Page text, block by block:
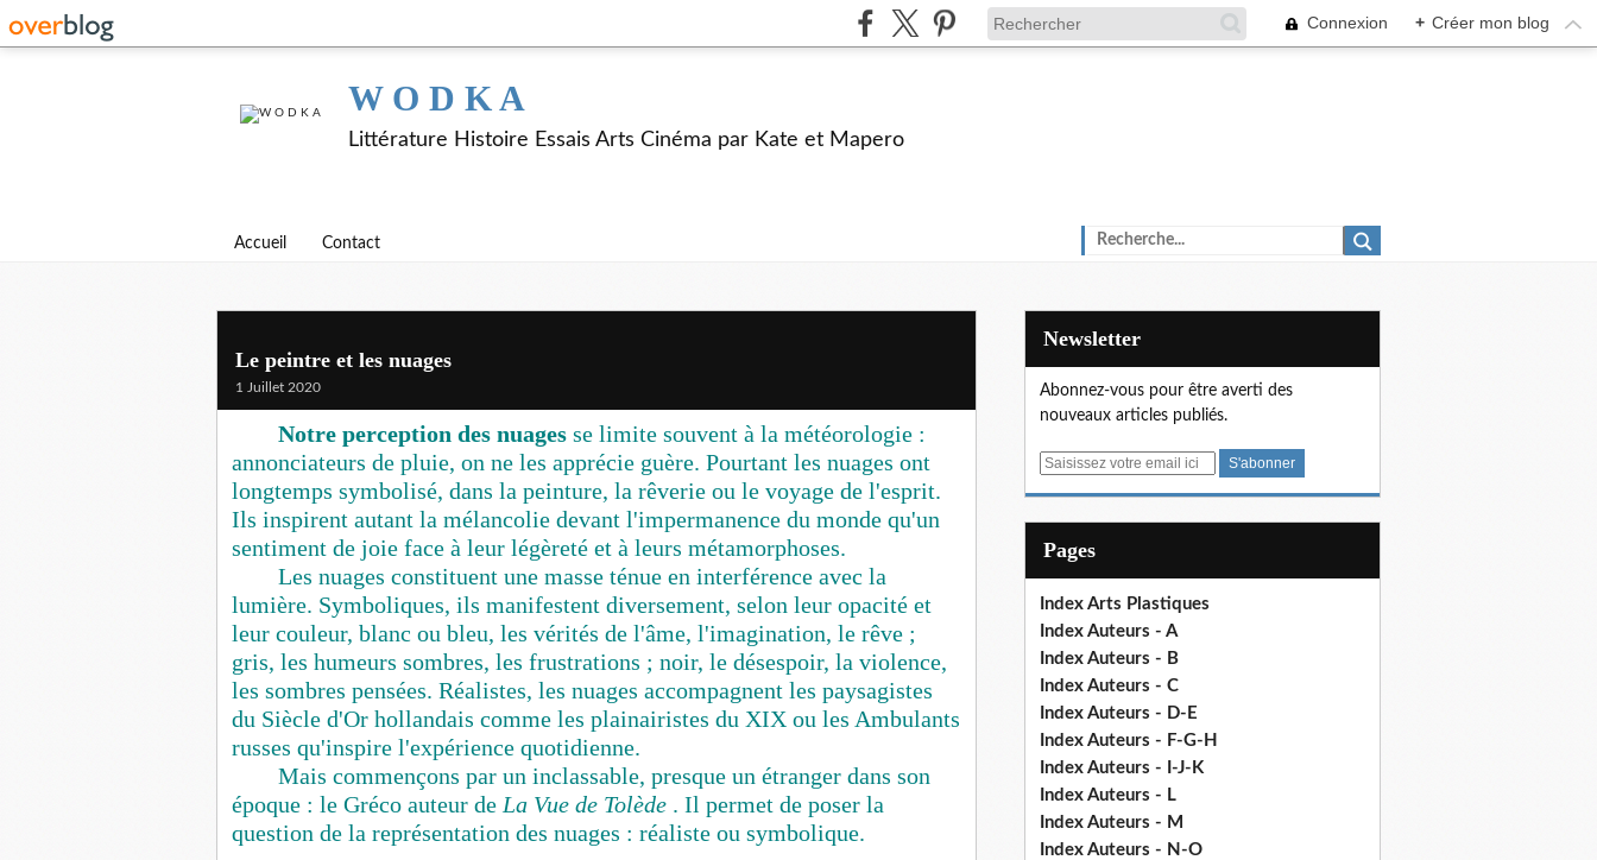
Connexion + Créer mon blog
W O D K A
Littérature Histoire Essais Arts Cinéma par Kate et Mapero
Accueil Contact
Le peintre et les nuages
1 Juillet 2020
Notre perception des nuagesse limite souvent à la météorologie :
annonciateurs de pluie, on ne les apprécie guère. Pourtant les nuages ont
longtemps symbolisé, dans la peinture, la rêverie ou le voyage de l'esprit.
Ils inspirent autant la mélancolie devant l'impermanence du monde qu'un
sentiment de joie face à leur légèreté et à leurs métamorphoses.
Les nuages constituent une masse ténue en interférence avec la
lumière. Symboliques, ils manifestent diversement, selon leur opacité et
leur couleur, blanc ou bleu, les vérités de l'âme, l'imagination, le rêve ;
gris, les humeurs sombres, les frustrations ; noir, le désespoir, la violence,
les sombres pensées. Réalistes, les nuages accompagnent les paysagistes
du Siècle d'Or hollandais comme les plainairistes du XIX ou les Ambulants
russes qu'inspire l'expérience quotidienne.
Mais commençons par un inclassable, presque un étranger dans son
époque : le Gréco auteur de La Vue de Tolède . Il permet de poser la
question de la représentation des nuages : réaliste ou symbolique.
Newsletter
Abonnez-vous pour être averti des
nouveaux articles publiés.
E
Pages
Index Arts Plastiques
Index Auteurs - A
Index Auteurs - B
Index Auteurs - C
Index Auteurs - D-E
Index Auteurs - F-G-H
Index Auteurs - I-J-K
Index Auteurs - L
Index Auteurs - M
Index Auteurs - N-O